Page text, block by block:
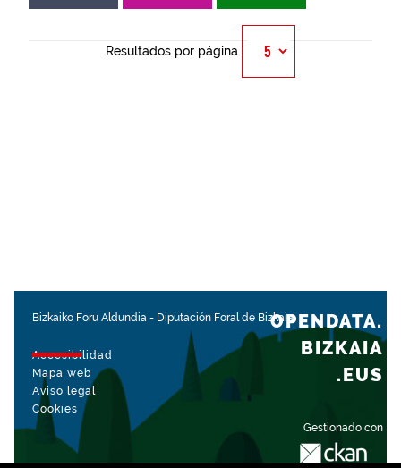
Resultados por página
Bizkaiko Foru Aldundia - Diputación Foral de Bizkaia
Accesibilidad
Mapa web
Aviso legal
Cookies
Gestionado con
OPENDATA.
BIZKAIA
.EUS